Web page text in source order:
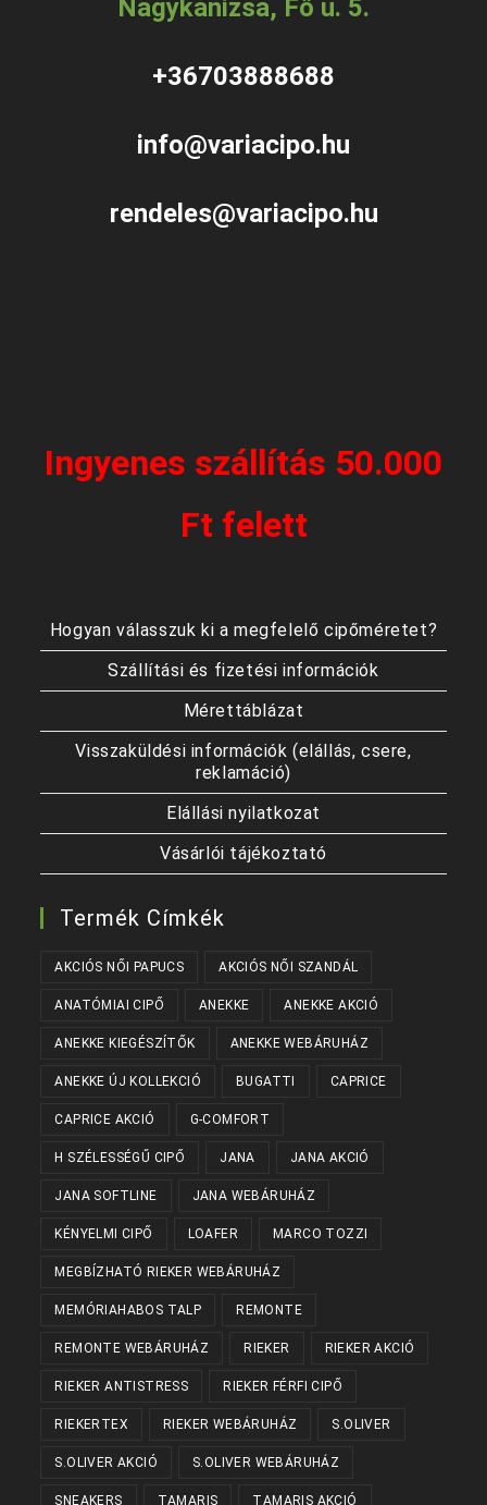
Nagykanizsa, Fő u. 5.
+36703888688
info@variacipo.hu
rendeles@variacipo.hu
Ingyenes szállítás 50.000
Ft felett
Hogyan válasszuk ki a megfelelő cipőméretet?
Szállítási és fizetési információk
Mérettáblázat
Visszaküldési információk (elállás, csere,
reklamáció)
Elállási nyilatkozat
Vásárlói tájékoztató
Termék Címkék
AKCIÓS NŐI PAPUCS AKCIÓS NŐI SZANDÁL
ANATÓMIAI CIPŐ ANEKKE ANEKKE AKCIÓ
ANEKKE KIEGÉSZÍTŐK ANEKKE WEBÁRUHÁZ
ANEKKE ÚJ KOLLEKCIÓ BUGATTI CAPRICE
CAPRICE AKCIÓ G-COMFORT
H SZÉLESSÉGŰ CIPŐ JANA JANA AKCIÓ
JANA SOFTLINE JANA WEBÁRUHÁZ
KÉNYELMI CIPŐ LOAFER MARCO TOZZI
MEGBÍZHATÓ RIEKER WEBÁRUHÁZ
MEMÓRIAHABOS TALP REMONTE
REMONTE WEBÁRUHÁZ RIEKER RIEKER AKCIÓ
RIEKER ANTISTRESS RIEKER FÉRFI CIPŐ
RIEKERTEX RIEKER WEBÁRUHÁZ S.OLIVER
S.OLIVER AKCIÓ S.OLIVER WEBÁRUHÁZ
SNEAKERS TAMARIS TAMARIS AKCIÓ